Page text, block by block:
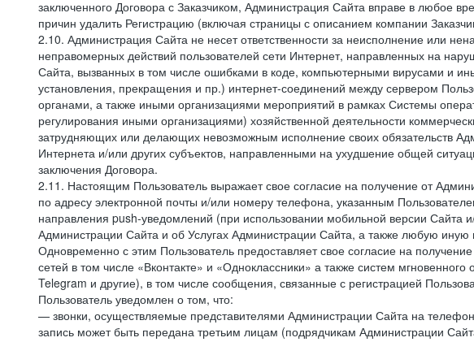
заключенного Договора с Заказчиком, Администрация Сайта вправе в любое
причин удалить Регистрацию (включая страницы с описанием компании
2.10. Администрация Сайта не несет ответственности за неисполнение или
неправомерных действий пользователей сети Интернет, направленных на
Сайта, вызванных в том числе ошибками в коде, компьютерными вирусами и
установления, прекращения и пр.) интернет-соединений между сервером
органами, а также иными организациями мероприятий в рамках Системы
регулирования иными организациями) хозяйственной деятельности
затрудняющих или делающих невозможным исполнение своих обязательств
Интернета и/или других субъектов, направленными на ухудшение общей
заключения Договора.
2.11. Настоящим Пользователь выражает свое согласие на получение от
по адресу электронной почты и/или номеру телефона, указанным
направления push-уведомлений (при использовании мобильной версии
Администрации Сайта и об Услугах Администрации Сайта, а также любую
Одновременно с этим Пользователь предоставляет свое согласие на
сетей в том числе «Вконтакте» и «Одноклассники» а также систем
Telegram и другие), в том числе сообщения, связанные с регистрацией
Пользователь уведомлен о том, что:
— звонки, осуществляемые представителями Администрации Сайта на
запись может быть передана третьим лицам (подрядчикам Администрации